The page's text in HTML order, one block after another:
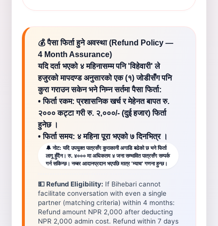
💰 पैसा फिर्ता हुने अवस्था (Refund Policy —
4 Month Assurance)
यदि दर्ता भएको ४ महिनासम्म पनि 'विहेवारी' ले
हजुरको मापदण्ड अनुसारको एक (१) जोडीसँग पनि
कुरा गराउन सकेन भने निम्न सर्तमा पैसा फिर्ता:
• फिर्ता रकम: प्रशासनिक खर्च र मेहेनत बापत रु.
२००० कट्टा गरी रु. २,०००/- (दुई हजार) फिर्ता
हुनेछ ।
• फिर्ता समय: ४ महिना पूरा भएको ७ दिनभित्र ।
🔔 नोट: यदि उपयुक्त पात्रसँग कुराकानी अगाडि बढेको छ भने फिर्ता
लागू हुँदैन। रु. ४००० मा अधिकतम ४ जना सम्भावित पात्रसँग सम्पर्क
गर्न सकिन्छ। नम्बर आदानप्रदान भएपछि मात्र 'म्याच' गणना हुन्छ।
💵 Refund Eligibility: If Bihebari cannot
facilitate conversation with even a single
partner (matching criteria) within 4 months:
Refund amount NPR 2,000 after deducting
NPR 2,000 admin cost. Refund within 7 days